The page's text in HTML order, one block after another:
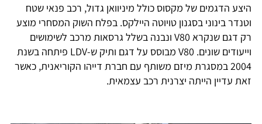
היצע הדגמים של מקסוס כולל מיניוואן גדול, רכב פנאי שטח
וטנדר בינוני בסגנון טויוטה היילקס. בפלח השוק המסחרי מוצע
רק דגם שנקרא V80 ונבנה בשלל גרסאות מרכב לשימושים
וייעודים שונים. V80 מבוסס על דגם ותיק ש-LDV פיתחה בשנת
2004 במסגרת מיזם משותף עם חברת דייהו הקוריאנית, כאשר
זאת עדיין הייתה יצרנית רכב עצמאית.